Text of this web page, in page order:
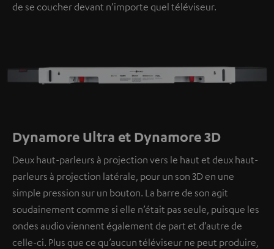
de se coucher devant n’importe quel téléviseur.
Dynamore Ultra et Dynamore 3D
Deux haut-parleurs à projection vers le haut et deux haut-
parleurs à projection latérale, pour un son 3D en une
simple pression sur un bouton. La barre de son agit
soudainement comme si elle n’était pas seule, puisque les
ondes audio viennent également de part et d’autre de
celle-ci. Plus que ce qu’aucun téléviseur ne peut produire,